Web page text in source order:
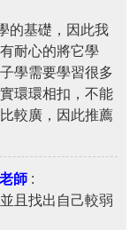
的基礎，因此我
耐心的將它學
學需要學習很多
環環相扣，不能
較廣，因此推薦
師 :
且找出自己較弱